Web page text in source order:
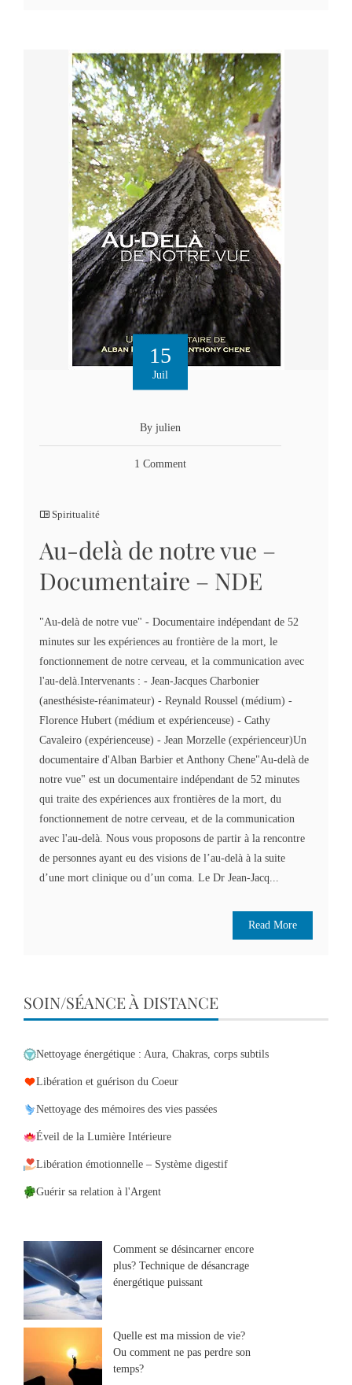
15
Juil
By julien
1 Comment
Spiritualité
Au-delà de notre vue –
Documentaire – NDE
"Au-delà de notre vue" - Documentaire indépendant de 52
minutes sur les expériences au frontière de la mort, le
fonctionnement de notre cerveau, et la communication avec
l'au-delà.Intervenants : - Jean-Jacques Charbonier
(anesthésiste-réanimateur) - Reynald Roussel (médium) -
Florence Hubert (médium et expérienceuse) - Cathy
Cavaleiro (expérienceuse) - Jean Morzelle (expérienceur)Un
documentaire d'Alban Barbier et Anthony Chene"Au-delà de
notre vue" est un documentaire indépendant de 52 minutes
qui traite des expériences aux frontières de la mort, du
fonctionnement de notre cerveau, et de la communication
avec l'au-delà. Nous vous proposons de partir à la rencontre
de personnes ayant eu des visions de l’au-delà à la suite
d’une mort clinique ou d’un coma. Le Dr Jean-Jacq...
Read More
SOIN/SÉANCE À DISTANCE
Nettoyage énergétique : Aura, Chakras, corps subtils
Libération et guérison du Coeur
Nettoyage des mémoires des vies passées
Éveil de la Lumière Intérieure
Libération émotionnelle – Système digestif
Guérir sa relation à l'Argent
Comment se désincarner encore
plus? Technique de désancrage
énergétique puissant
Quelle est ma mission de vie?
Ou comment ne pas perdre son
temps?